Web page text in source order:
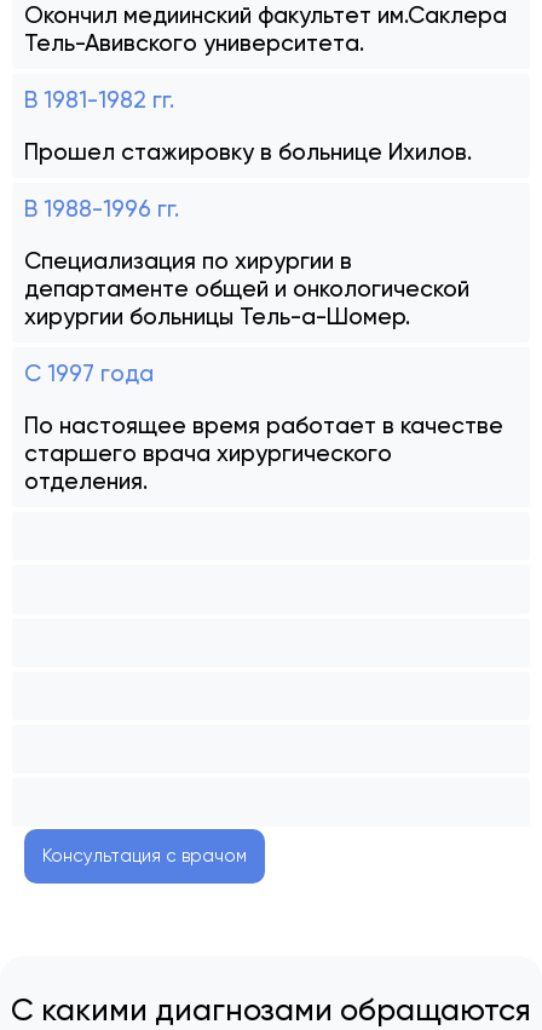
Окончил медиинский факультет им.Саклера
Тель-Авивского университета.
В 1981-1982 гг.
Прошел стажировку в больнице Ихилов.
В 1988-1996 гг.
Специализация по хирургии в
департаменте общей и онкологической
хирургии больницы Тель-а-Шомер.
С 1997 года
По настоящее время работает в качестве
старшего врача хирургического
отделения.
Консультация с врачом
С какими диагнозами обращаются